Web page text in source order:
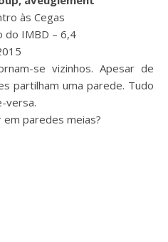
às Cegas
do IMBD – 6,4
se vizinhos. Apesar de
partilham uma parede. Tudo
versa.
paredes meias?